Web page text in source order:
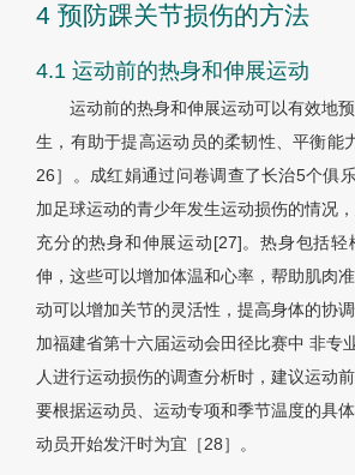
4 预防踝关节损伤的方法
4.1 运动前的热身和伸展运动
运动前的热身和伸展运动可以有效地
生，有助于提高运动员的柔韧性、平衡能
26］。成红娟通过问卷调查了长治5个俱
加足球运动的青少年发生运动损伤的情况
充分的热身和伸展运动[27]。热身包括轻
伸，这些可以增加体温和心率，帮助肌肉
动可以增加关节的灵活性，提高身体的协
加福建省第十六届运动会田径比赛中 非专
人进行运动损伤的调查分析时，建议运动
要根据运动员、运动专项和季节温度的具
动员开始发汗时为宜［28］。